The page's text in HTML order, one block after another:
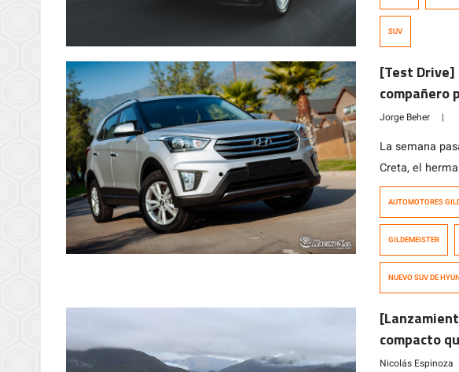
Llegará en
sobre los 12
SUV
[Test Drive]
compañero
Jorge Beher |
La semana
Creta, el
práctico, nos
AUTOMOTORES
GILDEMEISTER
NUEVO SUV DE
compacto
marca
Nicolás Espinoza